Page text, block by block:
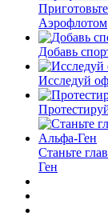
Аэрофлотом
Добавь
Исследуй
Станьте
Ген